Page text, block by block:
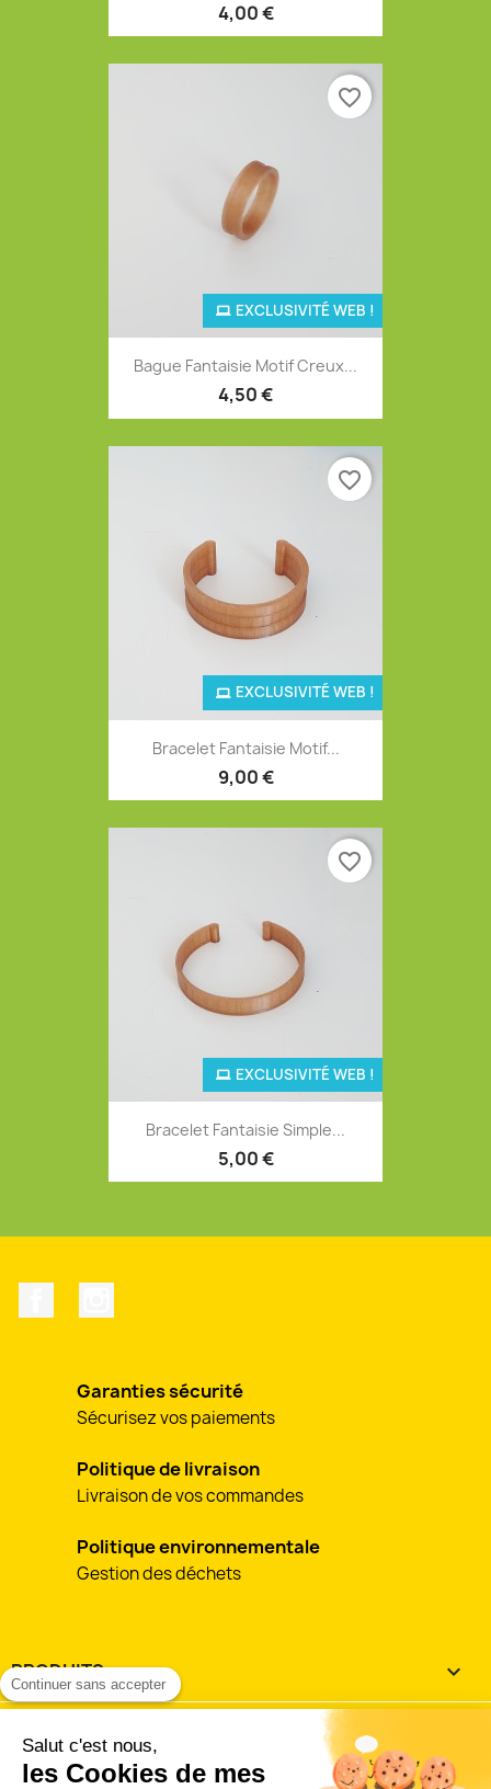
4,00 €
Bague Fantaisie Motif Creux...
4,50 €
EXCLUSIVITÉ WEB !
favorite_border
Bracelet Fantaisie Motif...
9,00 €
EXCLUSIVITÉ WEB !
favorite_border
Bracelet Fantaisie Simple...
5,00 €
EXCLUSIVITÉ WEB !
favorite_border
Garanties sécurité
Sécurisez vos paiements
Politique de livraison
Livraison de vos commandes
Politique environnementale
Gestion des déchets
PRODUITS 
VOTRE COMPTE 
Continuer sans accepter
Salut c'est nous,
les Cookies de mes